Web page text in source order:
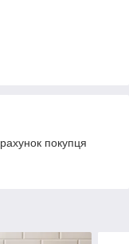
покупця